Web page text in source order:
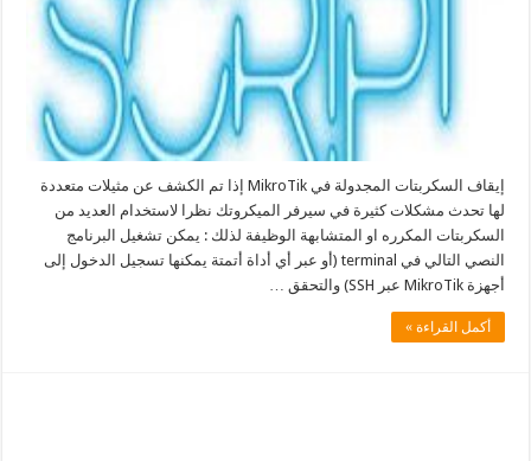
إيقاف السكربتات المجدولة في MikroTik إذا تم الكشف عن مثيلات متعددة
لها تحدث مشكلات كثيرة في سيرفر الميكروتك نظرا لاستخدام العديد من
السكربتات المكرره او المتشابهة الوظيفة لذلك : يمكن تشغيل البرنامج
النصي التالي في terminal (أو عبر أي أداة أتمتة يمكنها تسجيل الدخول إلى
أجهزة MikroTik عبر SSH) والتحقق …
أكمل القراءة »